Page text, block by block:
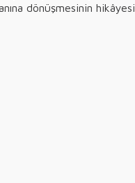
dönüşmesinin